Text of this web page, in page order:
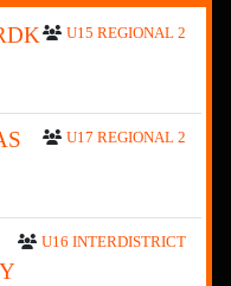
U15 REGIONAL 2
U17 REGIONAL 2
U16 INTERDISTRICT